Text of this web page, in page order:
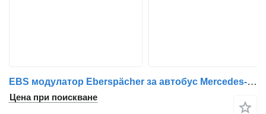
EBS модулатор Eberspächer за автобус Mercedes-Benz Citaro Euro 6
Цена при поискване